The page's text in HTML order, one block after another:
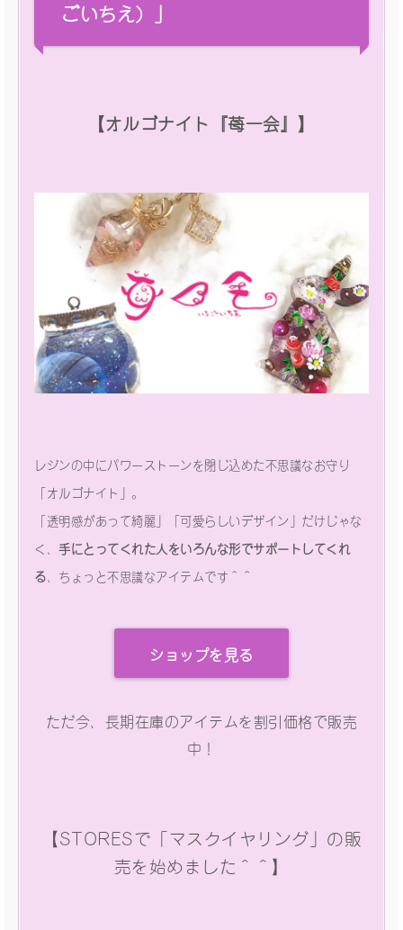
ごいちえ）」
【オルゴナイト『苺一会』】
レジンの中にパワーストーンを閉じ込めた不思議なお守り
「オルゴナイト」。
「透明感があって綺麗」「可愛らしいデザイン」だけじゃな
く、 手にとってくれた人をいろんな形でサポートしてくれ
る 、ちょっと不思議なアイテムです＾＾
ショップを見る
ただ今、長期在庫のアイテムを割引価格で販売
中！
【STORESで「マスクイヤリング」の販
売を始めました＾＾】